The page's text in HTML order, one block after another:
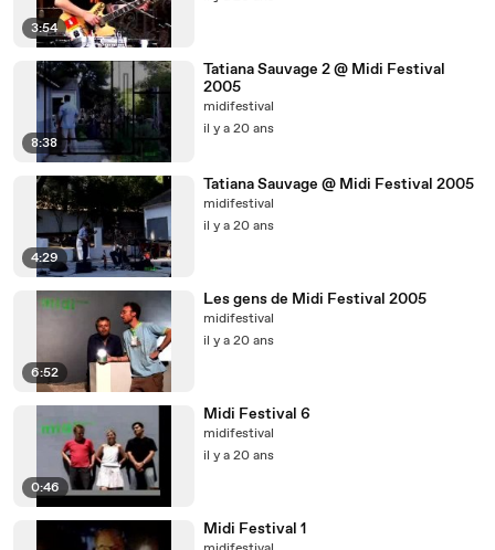
3:54
8:38
Tatiana Sauvage 2 @ Midi Festival
2005
midifestival
il y a 20 ans
4:29
Tatiana Sauvage @ Midi Festival 2005
midifestival
il y a 20 ans
6:52
Les gens de Midi Festival 2005
midifestival
il y a 20 ans
0:46
Midi Festival 6
midifestival
il y a 20 ans
Midi Festival 1